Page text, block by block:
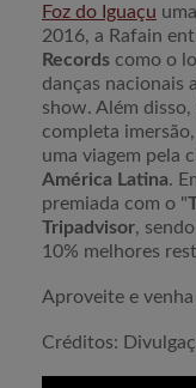
Foz do Iguaçu
2016, a Rafain
Records como o
danças nacionais
show. Além
completa
uma viagem pela
América Latina.
premiada com o "
Tripadvisor,
10% melhores
Aproveite e
Créditos: